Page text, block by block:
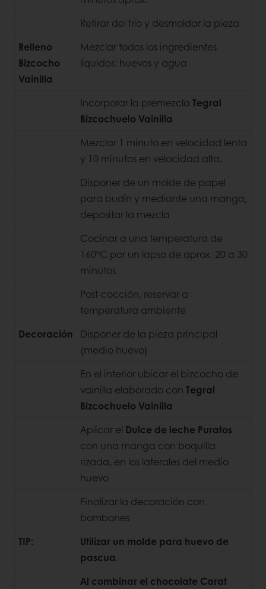
Retirar del frío y desmoldar la pieza
Relleno
Bizcocho
Vainilla
Mezclar todos los ingredientes
líquidos: huevos y agua
Incorporar la premezcla Tegral
Bizcochuelo Vainilla
Mezclar 1 minuto en velocidad lenta
y 10 minutos en velocidad alta.
Disponer de un molde de papel
para budín y mediante una manga,
depositar la mezcla
Cocinar a una temperatura de
160ºC por un lapso de aprox. 20 a 30
minutos
Post-cocción, reservar a
temperatura ambiente
Decoración
Disponer de la pieza principal
(medio huevo)
En el interior ubicar el bizcocho de
vainilla elaborado con Tegral
Bizcochuelo Vainilla
Aplicar el Dulce de leche Puratos
con una manga con boquilla
rizada, en los laterales del medio
huevo
Finalizar la decoración con
bombones
TIP:
Utilizar un molde para huevo de
pascua.
Al combinar el chocolate Carat